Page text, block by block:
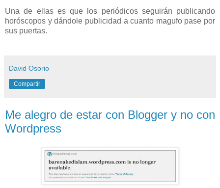
Una de ellas es que los periódicos seguirán publicando
horóscopos y dándole publicidad a cuanto magufo pase por
sus puertas.
David Osorio
Compartir
Me alegro de estar con Blogger y no con
Wordpress